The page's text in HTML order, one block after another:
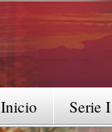
Serie I
Inicio